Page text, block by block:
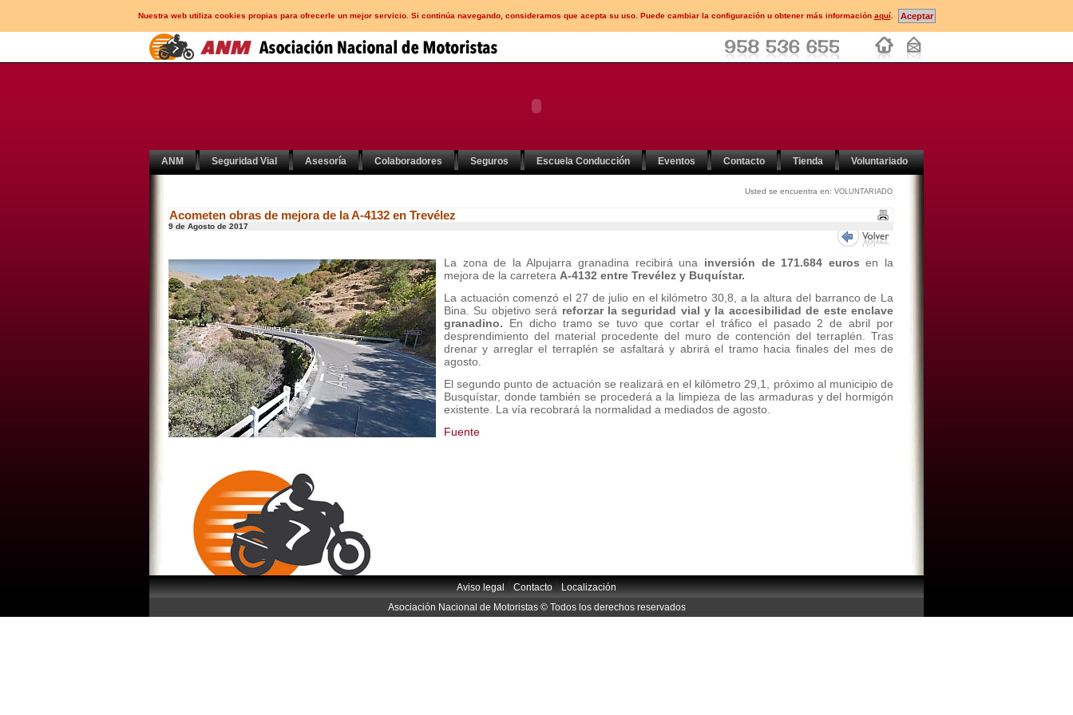
Nuestra web utiliza cookies propias para ofrecerle un mejor servicio. Si continúa navegando, consideramos que acepta su uso. Puede cambiar la configuración u obtener más información aquí.
ANM Seguridad Vial Asesoría Colaboradores Seguros Escuela Conducción Eventos Contacto Tienda Voluntariado
Usted se encuentra en: VOLUNTARIADO
Acometen obras de mejora de la A-4132 en Trevélez
9 de Agosto de 2017
La zona de la Alpujarra granadina recibirá una inversión de 171.684 euros en la
mejora de la carretera A-4132 entre Trevélez y Buquístar.
La actuación comenzó el 27 de julio en el kilómetro 30,8, a la altura del barranco de La
Bina. Su objetivo será reforzar la seguridad vial y la accesibilidad de este enclave
granadino. En dicho tramo se tuvo que cortar el tráfico el pasado 2 de abril por
desprendimiento del material procedente del muro de contención del terraplén. Tras
drenar y arreglar el terraplén se asfaltará y abrirá el tramo hacia finales del mes de
agosto.
El segundo punto de actuación se realizará en el kilómetro 29,1, próximo al municipio de
Busquístar, donde también se procederá a la limpieza de las armaduras y del hormigón
existente. La vía recobrará la normalidad a mediados de agosto.
Fuente
Aviso legal|Contacto|Localización
Asociación Nacional de Motoristas © Todos los derechos reservados